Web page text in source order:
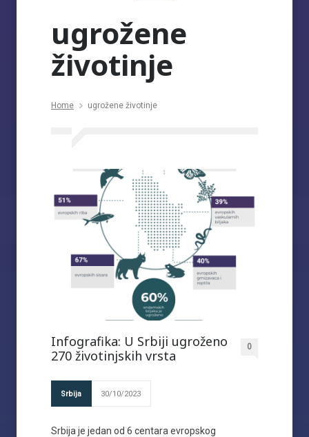
ugrožene
životinje
Home ugrožene životinje
Infografika: U Srbiji ugroženo
270 životinjskih vrsta
0
Srbija 30/10/2023
Srbija je jedan od 6 centara evropskog